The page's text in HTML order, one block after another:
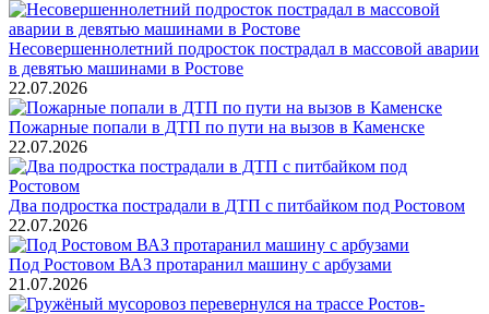
Несовершеннолетний подросток пострадал в массовой аварии
в девятью машинами в Ростове
22.07.2026
Пожарные попали в ДТП по пути на вызов в Каменске
22.07.2026
Два подростка пострадали в ДТП с питбайком под Ростовом
22.07.2026
Под Ростовом ВАЗ протаранил машину с арбузами
21.07.2026